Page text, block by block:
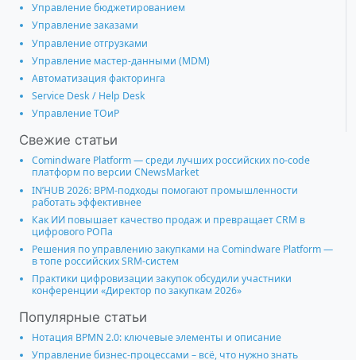
Управление бюджетированием
Управление заказами
Управление отгрузками
Управление мастер-данными (MDM)
Автоматизация факторинга
Service Desk / Help Desk
Управление ТОиР
Свежие статьи
Comindware Platform — среди лучших российских no-code
платформ по версии CNewsMarket
IN’HUB 2026: BPM-подходы помогают промышленности
работать эффективнее
Как ИИ повышает качество продаж и превращает CRM в
цифрового РОПа
Решения по управлению закупками на Comindware Platform —
в топе российских SRM-систем
Практики цифровизации закупок обсудили участники
конференции «Директор по закупкам 2026»
Популярные статьи
Нотация BPMN 2.0: ключевые элементы и описание
Управление бизнес-процессами – всё, что нужно знать